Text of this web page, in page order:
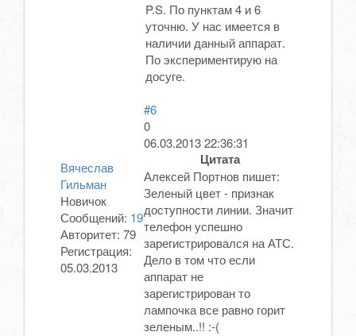
P.S. По пунктам 4 и 6
уточню. У нас имеется в
наличии данный аппарат.
По экспериментирую на
досуге.
Вячеслав
Гильман
Новичок
Сообщений: 19
Авторитет: 79
Регистрация:
05.03.2013
#6
0
06.03.2013 22:36:31
Цитата
Алексей Портнов пишет:
Зеленый цвет - признак
доступности линии. Значит
телефон успешно
зарегистрировался на АТС.
Дело в том что если
аппарат не
зарегистрирован то
лампочка все равно горит
зеленым..!! :-(